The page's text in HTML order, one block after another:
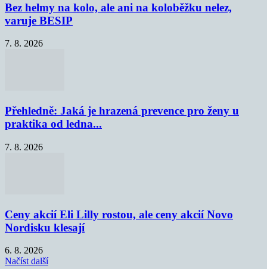
Bez helmy na kolo, ale ani na koloběžku nelez,
varuje BESIP
7. 8. 2026
Přehledně: Jaká je hrazená prevence pro ženy u
praktika od ledna...
7. 8. 2026
Ceny akcií Eli Lilly rostou, ale ceny akcií Novo
Nordisku klesají
6. 8. 2026
Načíst další